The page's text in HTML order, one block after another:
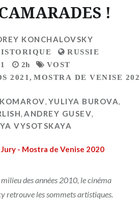
!
KONCHALOVSKY
RUSSIE
2h
VOST
2021,MOSTRA DE VENISE
, YULIYA BUROVA,
,ANDREY GUSEV,
VYSOTSKAYA
- Mostra de Venise 2020
des années 2010, le cinéma
retrouve les sommets artistiques.